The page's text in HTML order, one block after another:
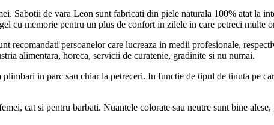
Sabotii de vara Leon sunt fabricati din piele naturala 100% atat la
cu memorie pentru un plus de confort in zilele in care petreci multe
recomandati persoanelor care lucreaza in medii profesionale,
alimentara, horeca, servicii de curatenie, gradinite si nu numai.
in parc sau chiar la petreceri. In functie de tipul de tinuta pe
cat si pentru barbati. Nuantele colorate sau neutre sunt bine alese,